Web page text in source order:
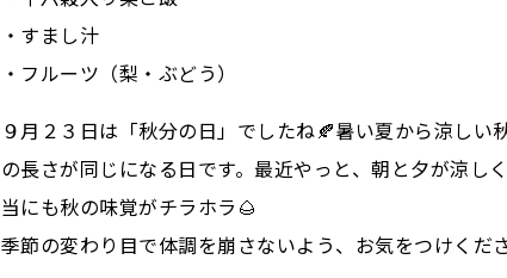
・すまし汁
・フルーツ（梨・ぶどう）
９月２３日は「秋分の日」でしたね🍂暑い夏から涼しい
の長さが同じになる日です。最近やっと、朝と夕が涼し
当にも秋の味覚がチラホラ🌰
季節の変わり目で体調を崩さないよう、お気をつけくだ